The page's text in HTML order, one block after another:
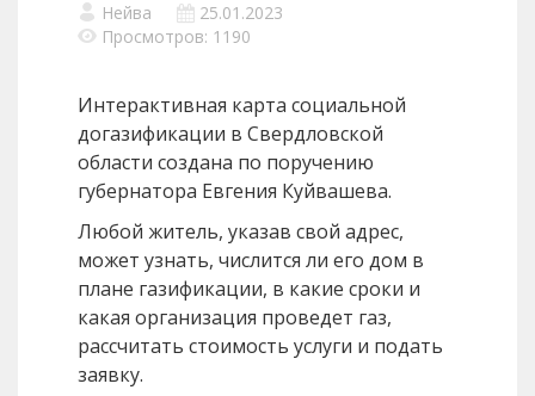
Нейва
25.01.2023
Просмотров: 1190
Интерактивная карта социальной
догазификации в Свердловской
области создана по поручению
губернатора Евгения Куйвашева.
Любой житель, указав свой адрес,
может узнать, числится ли его дом в
плане газификации, в какие сроки и
какая организация проведет газ,
рассчитать стоимость услуги и подать
заявку.